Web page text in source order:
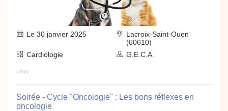
Le 30 janvier 2025
Lacroix-Saint-Ouen
(60610)
Cardiologie
G.E.C.A.
1800
Soirée - Cycle "Oncologie" : Les bons réflexes en
oncologie